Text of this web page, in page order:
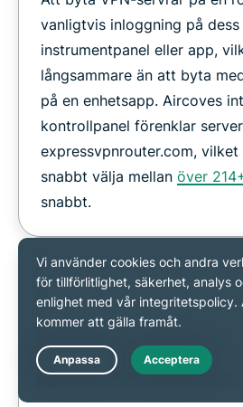
vanligtvis inloggning på dess
instrumentpanel eller app,
långsammare än att byta
på en enhetsapp. Aircoves
kontrollpanel förenklar
expressvpnrouter.com,
snabbt välja mellan över
snabbt.
Enheter som inte drar
router